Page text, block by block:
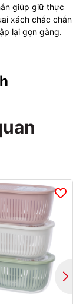
giúp giữ thực
xách chắc chắn
lại gọn gàng.